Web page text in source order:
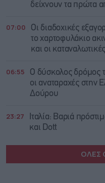
δείχνουν τα πρώτα
07:00
Οι διαδοχικές
το χαρτοφυλάκιο
και οι
06:55
Ο δύσκολος δρόμος
οι αναταραχές στην
Δούρου
23:27
Ιταλία: Βαριά
και Dott
ΟΛΕΣ